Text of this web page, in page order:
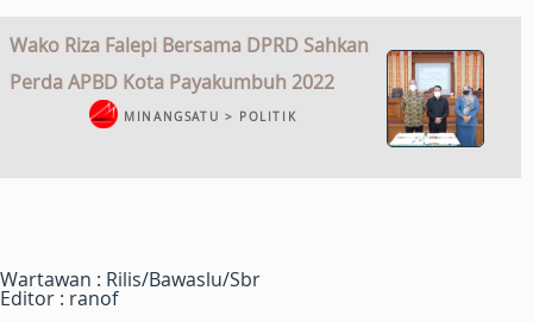
Wako Riza Falepi Bersama DPRD Sahkan
Perda APBD Kota Payakumbuh 2022
MINANGSATU > POLITIK
Wartawan : Rilis/Bawaslu/Sbr
Editor : ranof